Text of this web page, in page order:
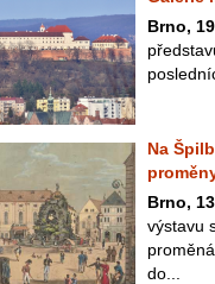
Brno,
Na
Brno,
výstavu
do...